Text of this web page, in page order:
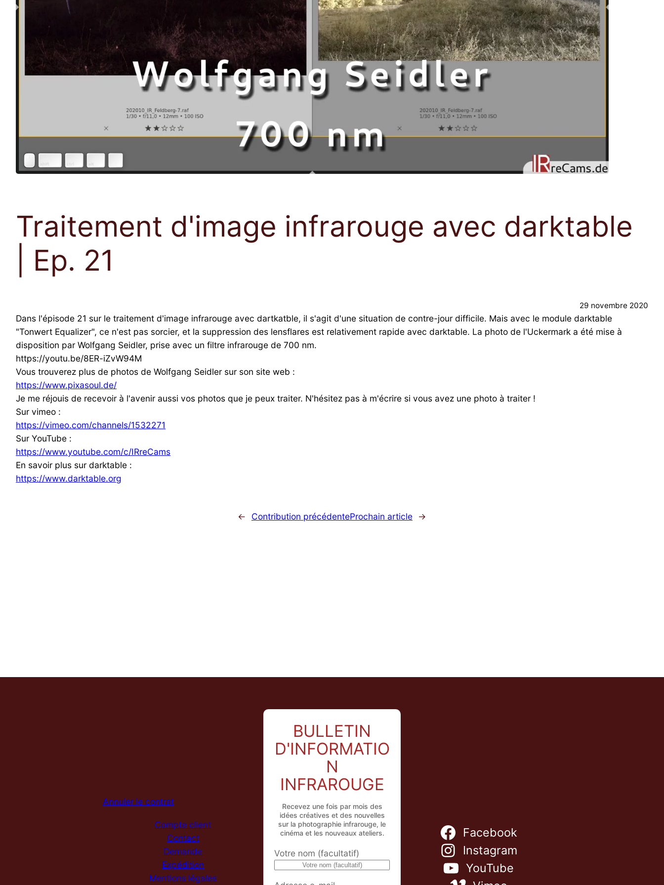
Traitement d'image infrarouge avec darktable
| Ep. 21
29 novembre 2020
Dans l'épisode 21 sur le traitement d'image infrarouge avec dartkatble, il s'agit d'une situation de contre-jour difficile. Mais avec le module darktable
"Tonwert Equalizer", ce n'est pas sorcier, et la suppression des lensflares est relativement rapide avec darktable. La photo de l'Uckermark a été mise à
disposition par Wolfgang Seidler, prise avec un filtre infrarouge de 700 nm.
https://youtu.be/8ER-iZvW94M
Vous trouverez plus de photos de Wolfgang Seidler sur son site web :
https://www.pixasoul.de/
Je me réjouis de recevoir à l'avenir aussi vos photos que je peux traiter. N'hésitez pas à m'écrire si vous avez une photo à traiter !
Sur vimeo :
https://vimeo.com/channels/1532271
Sur YouTube :
https://www.youtube.com/c/IRreCams
En savoir plus sur darktable :
https://www.darktable.org
← Contribution précédenteProchain article →
Annuler le contrat
Compte client
Contact
Demande
Expédition
Mentions légales
BULLETIN
D'INFORMATIO
N
INFRAROUGE
Recevez une fois par mois des
idées créatives et des nouvelles
sur la photographie infrarouge, le
cinéma et les nouveaux ateliers.
Votre nom (facultatif)
Facebook
Instagram
YouTube